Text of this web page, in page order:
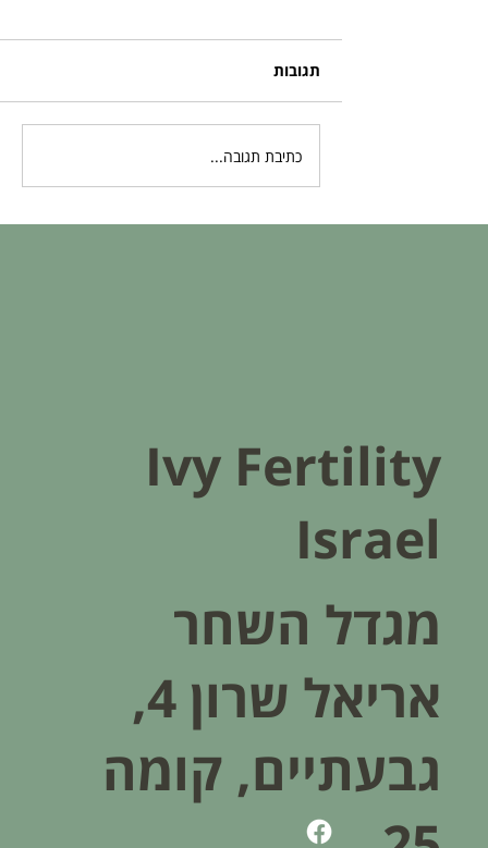
תגובות
כתיבת תגובה...
Ivy Fertility
Israel
מגדל השחר
אריאל שרון 4,
גבעתיים, קומה